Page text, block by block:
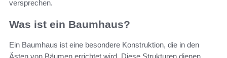
versprechen.
Was ist ein Baumhaus?
Ein Baumhaus ist eine besondere Konstruktion, die in den
Ästen von Bäumen errichtet wird. Diese Strukturen dienen